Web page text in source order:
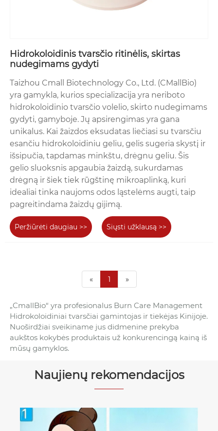
Hidrokoloidinis tvarsčio ritinėlis, skirtas
nudegimams gydyti
Taizhou Cmall Biotechnology Co., Ltd. (CMallBio)
yra gamykla, kurios specializacija yra neriboto
hidrokoloidinio tvarsčio volelio, skirto nudegimams
gydyti, gamyboje. Jų apsirengimas yra gana
unikalus. Kai žaizdos eksudatas liečiasi su tvarsčiu
esančiu hidrokoloidiniu geliu, gelis sugeria skystį ir
išsipučia, tapdamas minkštu, drėgnu geliu. Šis
gelio sluoksnis apgaubia žaizdą, sukurdamas
drėgną ir šiek tiek rūgštinę mikroaplinką, kuri
idealiai tinka naujoms odos ląstelėms augti, taip
pagreitindama žaizdų gijimą.
Peržiūrėti daugiau >> Siųsti užklausą >>
« 1 »
„CmallBio“ yra profesionalus Burn Care Management
Hidrokoloidiniai tvarsčiai gamintojas ir tiekėjas Kinijoje.
Nuoširdžiai sveikiname jus didmenine prekyba
aukštos kokybės produktais už konkurencingą kainą iš
mūsų gamyklos.
Naujienų rekomendacijos